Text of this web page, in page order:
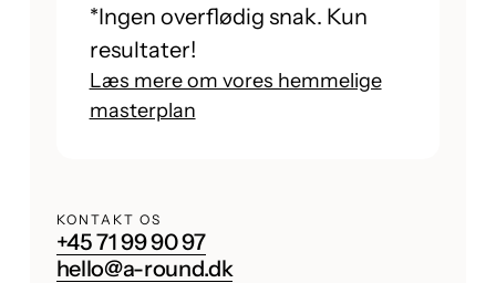
*Ingen overflødig snak. Kun
resultater!
Læs mere om vores hemmelige
masterplan
KONTAKT OS
+45 71 99 90 97
hello@a-round.dk